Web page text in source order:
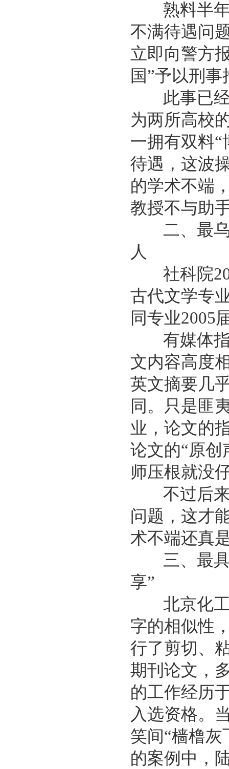
熟料半年
不满待遇问
立即向警方
国”予以刑事
此事已经
为两所高校
一拥有双料“
待遇，这波
的学术不端
教授不与助
二、最乌
人
社科院
古代文学专
同专业2005
有媒体指
文内容高度
英文摘要几
同。只是匪
业，论文的
论文的“原创
师压根就没
不过后来
问题，这才
术不端还真
三、最具
享”
北京化工
字的相似性
行了剪切、
期刊论文，
的工作经历
入选资格。
笑间“樯橹
的案例中，